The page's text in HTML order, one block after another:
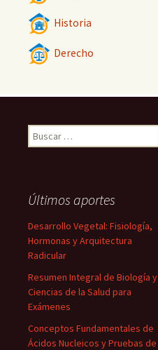
Historia
Derecho
Buscar:
Últimos aportes
Desarrollo Vegetal: Fisiología,
Hormonas y Arquitectura
Radicular
Resumen Integral de Biología y
Ciencias de la Salud para
Exámenes
Conceptos Fundamentales de
Ácidos Nucleicos y Pruebas de